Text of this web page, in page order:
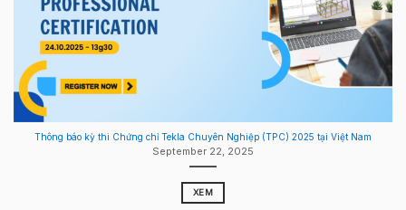
Thông báo kỳ thi Chứng chỉ Tekla Chuyên Nghiệp (TPC) 2025 tại Việt Nam
September 22, 2025
XEM